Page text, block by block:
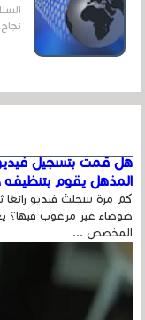
هل قمت بتسجيل
المذهل يقوم بتنظيفه
كم مرة سجلتَ فيديو
ضوضاء غير مرغوب فيها؟
المخصص ...